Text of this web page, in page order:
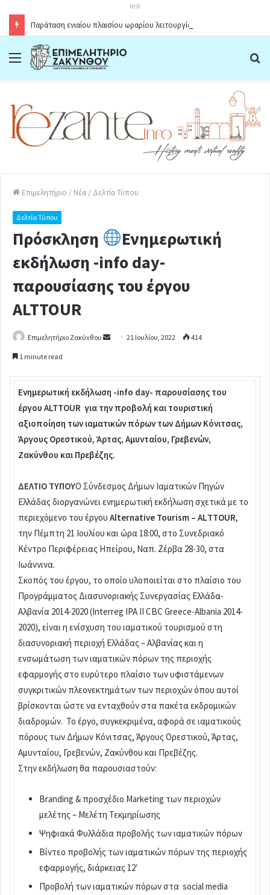
test
Menu
Επιμελητήριο / Νέα / Δελτία Τύπου
Δελτία Τύπου
Πρόσκληση
Ενημερωτική
εκδήλωση -info day-
παρουσίασης του έργου
ALTTOUR
Επιμελητήριο Ζακύνθου
d
a
n
e
m
a
21 Ιουλίου, 2022 414
1 minute read
Ενημερωτική εκδήλωση -info day- παρουσίασης του
έργου ALTTOUR για την προβολή και τουριστική
αξιοποίηση των ιαματικών πόρων των Δήμων Κόνιτσας,
Άργους Ορεστικού, Άρτας, Αμυνταίου, Γρεβενών,
Ζακύνθου και Πρεβέζης.
ΔΕΛΤΙΟ ΤΥΠΟΥΟ Σύνδεσμος Δήμων Ιαματικών Πηγών
Ελλάδας διοργανώνει ενημερωτική εκδήλωση σχετικά με το
περιεχόμενο του έργου Alternative Tourism – ALΤTOUR,
την Πέμπτη 21 Ιουλίου και ώρα 18:00, στο Συνεδριακό
Κέντρο Περιφέρειας Ηπείρου, Ναπ. Ζέρβα 28-30, στα
Ιωάννινα.
Σκοπός του έργου, το οποίο υλοποιείται στο πλαίσιο του
Προγράμματος Διασυνοριακής Συνεργασίας Ελλάδα-
Αλβανία 2014-2020 (Interreg IPA II CBC Greece-Albania 2014-
2020), είναι η ενίσχυση του ιαματικού τουρισμού στη
διασυνοριακή περιοχή Ελλάδας – Αλβανίας και η
ενσωμάτωση των ιαματικών πόρων της περιοχής
εφαρμογής στο ευρύτερο πλαίσιο των υφιστάμενων
συγκριτικών πλεονεκτημάτων των περιοχών όπου αυτοί
βρίσκονται ώστε να ενταχθούν στα πακέτα εκδρομικών
διαδρομών. Το έργο, συγκεκριμένα, αφορά σε ιαματικούς
πόρους των Δήμων Κόνιτσας, Άργους Ορεστικού, Άρτας,
Αμυνταίου, Γρεβενών, Ζακύνθου και Πρεβέζης.
Στην εκδήλωση θα παρουσιαστούν:
Branding & προσχέδιο Marketing των περιοχών
μελέτης – Μελέτη Τεκμηρίωσης
Ψηφιακά Φυλλάδια προβολής των ιαματικών πόρων
Βίντεο προβολής των ιαματικών πόρων της περιοχής
εφαρμογής, διάρκειας 12′
Προβολή των ιαματικών πόρων στα social media